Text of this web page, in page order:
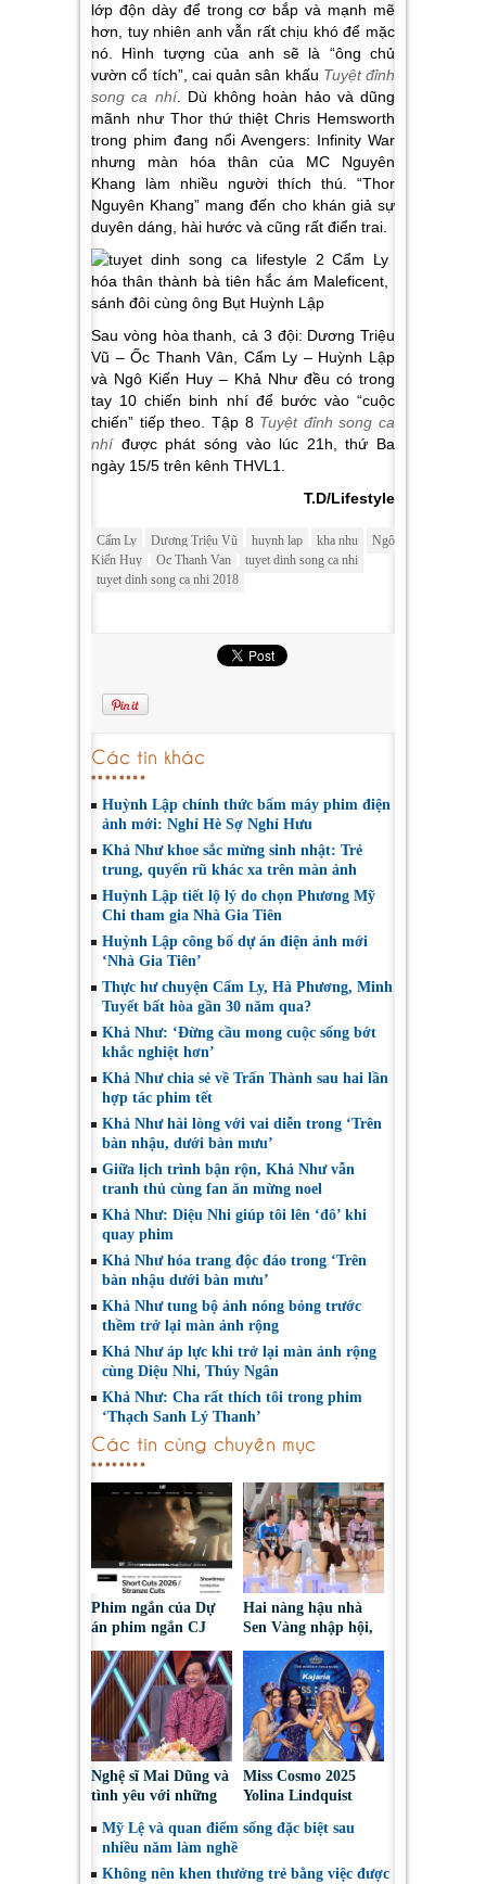
lớp độn dày để trong cơ bắp và mạnh mẽ
hơn, tuy nhiên anh vẫn rất chịu khó để mặc
nó. Hình tượng của anh sẽ là “ông chủ
vườn cổ tích”, cai quản sân khấu Tuyệt đỉnh
song ca nhí. Dù không hoàn hảo và dũng
mãnh như Thor thứ thiệt Chris Hemsworth
trong phim đang nổi Avengers: Infinity War
nhưng màn hóa thân của MC Nguyên
Khang làm nhiều người thích thú. “Thor
Nguyên Khang” mang đến cho khán giả sự
duyên dáng, hài hước và cũng rất điển trai.
Sau vòng hòa thanh, cả 3 đội: Dương Triệu
Vũ – Ốc Thanh Vân, Cẩm Ly – Huỳnh Lập
và Ngô Kiến Huy – Khả Như đều có trong
tay 10 chiến binh nhí để bước vào “cuộc
chiến” tiếp theo. Tập 8 Tuyệt đỉnh song ca
nhí được phát sóng vào lúc 21h, thứ Ba
ngày 15/5 trên kênh THVL1.
T.D/Lifestyle
Cẩm Ly Dương Triệu Vũ huynh lap kha nhu
Ngô
Kiến Huy
Oc Thanh Van
tuyet dinh song ca nhi
tuyet dinh song ca nhi 2018
Các tin khác
Huỳnh Lập chính thức bấm máy phim điện
ảnh mới: Nghỉ Hè Sợ Nghỉ Hưu
Khả Như khoe sắc mừng sinh nhật: Trẻ
trung, quyến rũ khác xa trên màn ảnh
Huỳnh Lập tiết lộ lý do chọn Phương Mỹ
Chi tham gia Nhà Gia Tiên
Huỳnh Lập công bố dự án điện ảnh mới
‘Nhà Gia Tiên’
Thực hư chuyện Cẩm Ly, Hà Phương, Minh
Tuyết bất hòa gần 30 năm qua?
Khả Như: ‘Đừng cầu mong cuộc sống bớt
khắc nghiệt hơn’
Khả Như chia sẻ về Trấn Thành sau hai lần
hợp tác phim tết
Khả Như hài lòng với vai diễn trong ‘Trên
bàn nhậu, dưới bàn mưu’
Giữa lịch trình bận rộn, Khả Như vẫn
tranh thủ cùng fan ăn mừng noel
Khả Như: Diệu Nhi giúp tôi lên ‘đô’ khi
quay phim
Khả Như hóa trang độc đáo trong ‘Trên
bàn nhậu dưới bàn mưu’
Khả Như tung bộ ảnh nóng bỏng trước
thềm trở lại màn ảnh rộng
Khả Như áp lực khi trở lại màn ảnh rộng
cùng Diệu Nhi, Thúy Ngân
Khả Như: Cha rất thích tôi trong phim
‘Thạch Sanh Lý Thanh’
Các tin cùng chuyên mục
Phim ngắn của Dự
án phim ngắn CJ
tiếp tục được đề cử
tại LHP quốc tế
Toronto 2026
Hai nàng hậu nhà
Sen Vàng nhập hội,
cùng Duniverse
chinh phục khán giả
Nghệ sĩ Mai Dũng và
tình yêu với những
Miss Cosmo 2025
Yolina Lindquist
đại diện mới tranh
Mỹ Lệ và quan điểm sống đặc biệt sau
nhiều năm làm nghề
Không nên khen thưởng trẻ bằng việc được